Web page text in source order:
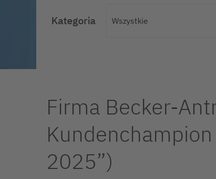
Kategoria
Firma Becker-
2025”)